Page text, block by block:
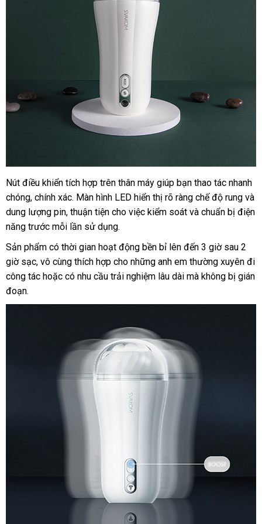
Âm
đạo
giả
cao
Svakom
Robin
rung
mạnh
Nút điều khiển tích hợp trên thân máy giúp bạn thao tác nhanh
chóng, chính xác. Màn hình LED hiển thị rõ ràng chế độ rung và
dung lượng pin, thuận tiện cho việc kiểm soát và chuẩn bị điện
năng trước mỗi lần sử dụng.
Sản phẩm có thời gian hoạt động bền bỉ lên đến 3 giờ sau 2
giờ sạc, vô cùng thích hợp cho những anh em thường xuyên đi
công tác hoặc có nhu cầu trải nghiệm lâu dài mà không bị gián
đoạn.